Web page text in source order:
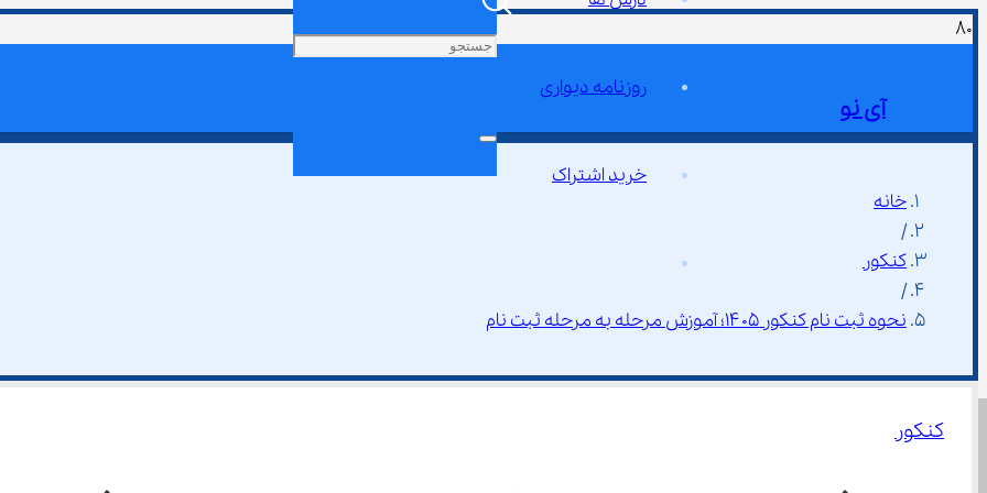
آی نو
روزنامه دیواری
خرید اشتراک
خانه
/
کنکور
/
نحوه ثبت نام کنکور ۱۴۰۵؛ آموزش مرحله به مرحله ثبت نام
کنکور